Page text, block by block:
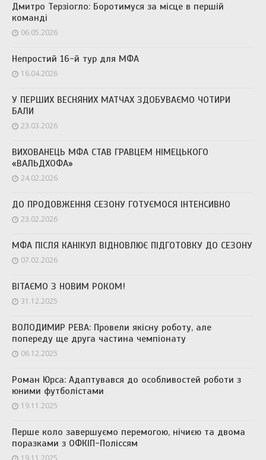
Дмитро Терзіогло: Боротимуся за місце в першій
команді
06.05.2026
Непростий 16-й тур для МФА
16.04.2026
У ПЕРШИХ ВЕСНЯНИХ МАТЧАХ ЗДОБУВАЄМО ЧОТИРИ
БАЛИ
23.03.2026
ВИХОВАНЕЦЬ МФА СТАВ ГРАВЦЕМ НІМЕЦЬКОГО
«ВАЛЬДХОФА»
24.02.2026
ДО ПРОДОВЖЕННЯ СЕЗОНУ ГОТУЄМОСЯ ІНТЕНСИВНО
23.02.2026
МФА ПІСЛЯ КАНІКУЛ ВІДНОВЛЮЄ ПІДГОТОВКУ ДО СЕЗОНУ
07.02.2026
ВІТАЄМО З НОВИМ РОКОМ!
31.12.2025
ВОЛОДИМИР РЕВА: Провели якісну роботу, але
попереду ще друга частина чемпіонату
06.12.2025
Роман Юрса: Адаптувався до особливостей роботи з
юними футболістами
19.11.2025
Перше коло завершуємо перемогою, нічиєю та двома
поразками з ОФКІП-Поліссям